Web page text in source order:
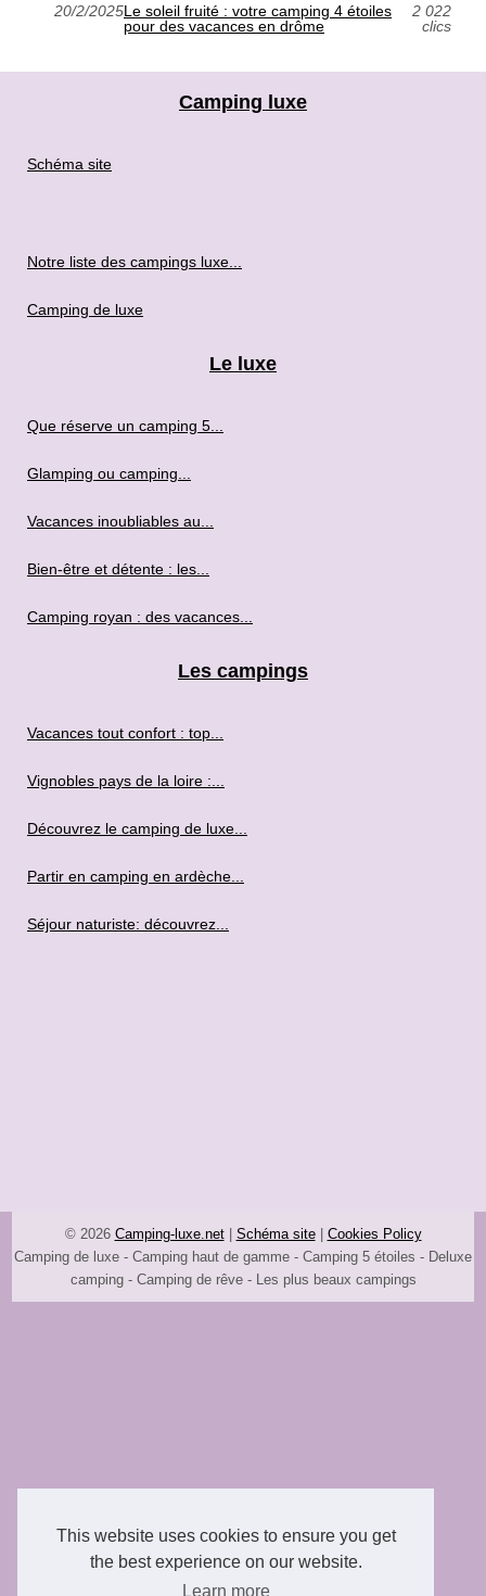
This website uses cookies to ensure you get
the best experience on our website.
Learn more
20/2/2025Le soleil fruité : votre camping 4 étoiles
pour des vacances en drôme
2 022
clics
Camping luxe
Schéma site
Notre liste des campings luxe...
Camping de luxe
Le luxe
Que réserve un camping 5...
Glamping ou camping...
Vacances inoubliables au...
Bien-être et détente : les...
Camping royan : des vacances...
Les campings
Vacances tout confort : top...
Vignobles pays de la loire :...
Découvrez le camping de luxe...
Partir en camping en ardèche...
Séjour naturiste: découvrez...
© 2026 Camping-luxe.net| Schéma site| Cookies Policy
Camping de luxe - Camping haut de gamme - Camping 5 étoiles - Deluxe
camping - Camping de rêve - Les plus beaux campings